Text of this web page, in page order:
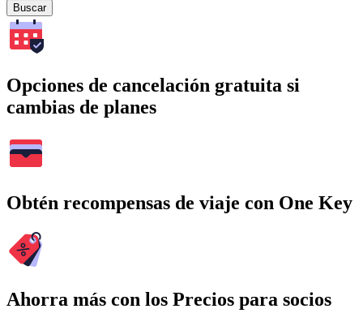
Buscar
Opciones de cancelación gratuita si
cambias de planes
Obtén recompensas de viaje con One Key
Ahorra más con los Precios para socios